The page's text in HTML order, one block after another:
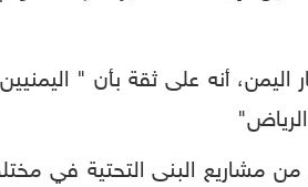
اليمن، أنه على ثقة بأن "
مشاريع البنى التحتية في